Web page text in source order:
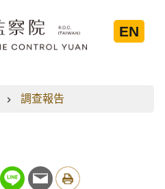
EN
調查報告